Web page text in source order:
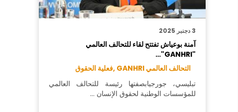
3 دجنبر 2025
آمنة بوعياش تفتتح لقاء للتحالف العالمي
"GANHRI"…
التحالف العالمي GANHRI ,
فعلية الحقوق
تبليسي، جورجيابصفتها رئيسة للتحالف العالمي
للمؤسسات الوطنية لحقوق الإنسان …